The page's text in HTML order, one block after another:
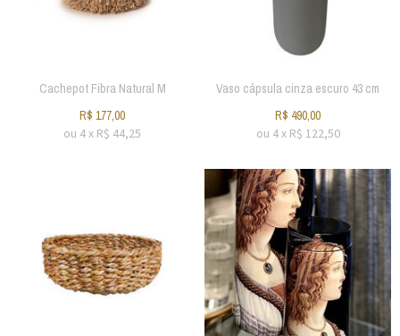
Cachepot Fibra Natural M
R$ 177,00
ou 4x R$ 44,25
Vaso cápsula cinza escuro 43 cm
R$ 490,00
ou 4x R$ 122,50